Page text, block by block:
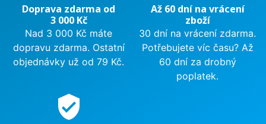
Doprava zdarma od
3 000 Kč
Nad 3 000 Kč máte
dopravu zdarma. Ostatní
objednávky už od 79 Kč.
Až 60 dní na vrácení
zboží
30 dní na vrácení zdarma.
Potřebujete víc času? Až
60 dní za drobný
poplatek.
verified_user